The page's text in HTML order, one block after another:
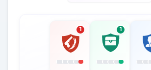
1
1